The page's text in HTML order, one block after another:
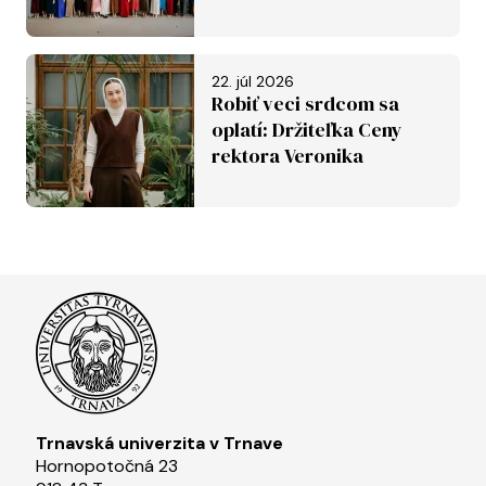
22. júl 2026
Robiť veci srdcom sa
oplatí: Držiteľka Ceny
rektora Veronika
Trnavská univerzita v Trnave
Hornopotočná 23